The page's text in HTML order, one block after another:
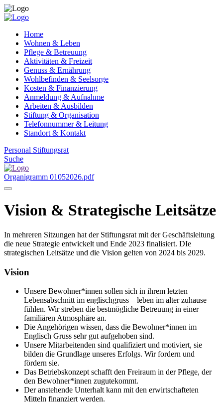
Home
Wohnen & Leben
Pflege & Betreuung
Aktivitäten & Freizeit
Genuss & Ernährung
Wohlbefinden & Seelsorge
Kosten & Finanzierung
Anmeldung & Aufnahme
Arbeiten & Ausbilden
Stiftung & Organisation
Telefonnummer & Leitung
Standort & Kontakt
Personal Stiftungsrat
Suche
Organigramm 01052026.pdf
Vision & Strategische Leitsätze
In mehreren Sitzungen hat der Stiftungsrat mit der Geschäftsleitung
die neue Strategie entwickelt und Ende 2023 finalisiert. DIe
strategischen Leitsätze und die Vision gelten von 2024 bis 2029.
Vision
Unsere Bewohner*innen sollen sich in ihrem letzten
Lebensabschnitt im englischgruss – leben im alter zuhause
fühlen. Wir streben die bestmögliche Betreuung in einer
familiären Atmosphäre an.
Die Angehörigen wissen, dass die Bewohner*innen im
Englisch Gruss sehr gut aufgehoben sind.
Unsere Mitarbeitenden sind qualifiziert und motiviert, sie
bilden die Grundlage unseres Erfolgs. Wir fordern und
fördern sie.
Das Betriebskonzept schafft den Freiraum in der Pflege, der
den Bewohner*innen zugutekommt.
Der anstehende Unterhalt kann mit den erwirtschafteten
Mitteln finanziert werden.